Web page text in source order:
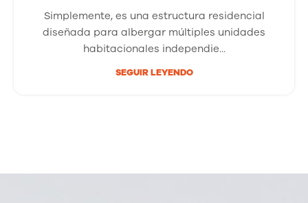
Simplemente, es una estructura residencial
diseñada para albergar múltiples unidades
habitacionales independie...
SEGUIR LEYENDO